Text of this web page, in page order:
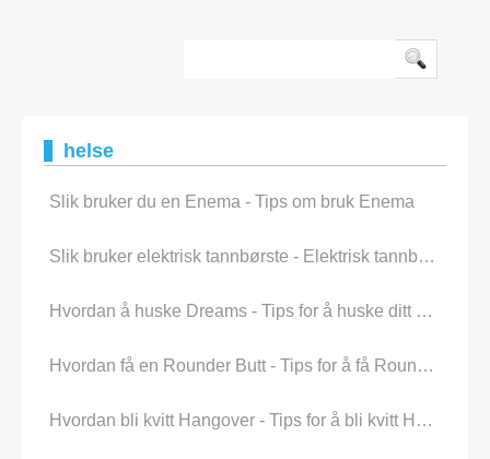
helse
Slik bruker du en Enema - Tips om bruk Enema
Slik bruker elektrisk tannbørste - Elektrisk tannbørste bruk Tips
Hvordan å huske Dreams - Tips for å huske ditt Dreams
Hvordan få en Rounder Butt - Tips for å få Rounder & Shaplier Butt
Hvordan bli kvitt Hangover - Tips for å bli kvitt Hangover